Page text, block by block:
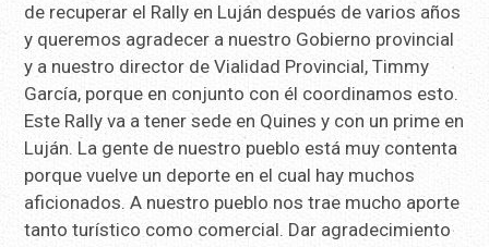
de recuperar el Rally en Luján después de varios años
y queremos agradecer a nuestro Gobierno provincial
y a nuestro director de Vialidad Provincial, Timmy
García, porque en conjunto con él coordinamos esto.
Este Rally va a tener sede en Quines y con un prime en
Luján. La gente de nuestro pueblo está muy contenta
porque vuelve un deporte en el cual hay muchos
aficionados. A nuestro pueblo nos trae mucho aporte
tanto turístico como comercial. Dar agradecimiento